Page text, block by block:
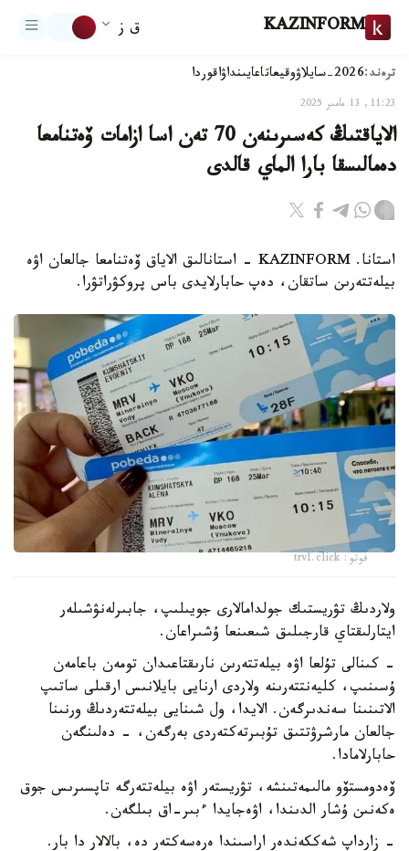
KAZINFORM ق ز
ترەند:2026-سايلاۋ وقيعاتاعايىنداۋاقوردا
11:23, 13 مامىر 2025
الاياقتىڭ كەسىرىنەن 70 تەن اسا ازامات ۆەتنامعا
دەمالىسقا بارا الماي قالدى
استانا. KAZINFORM - استانالىق الاياق ۆەتنامعا جالعان اۋە
بيلەتتەرىن ساتقان، دەپ حابارلايدى باس پروكۋراتۋرا.
فوتو: trvl.click
ولاردىڭ تۋريستىك جولدامالارى جويىلىپ، جابىرلەنۋشىلەر
ايتارلىقتاي قارجىلىق شىعىنعا ۇشىراعان.
- كىنالى تۇلعا اۋە بيلەتتەرىن نارىقتاعىدان تومەن باعامەن
ۇسىنىپ، كليەنتتەرىنە ولاردى ارنايى بايلانىس ارقىلى ساتىپ
الاتىنىنا سەندىرگەن. الايدا، ول شىنايى بيلەتتەردىڭ ورنىنا
جالعان مارشرۋتتىق تۇبىرتەكتەردى بەرگەن، - دەلىنگەن
حابارلامادا.
ۆەدومستۆو مالىمەتىنشە، تۋريستەر اۋە بيلەتتەرگە تاپسىرىس جوق
ەكەنىن ۇشار الدىندا، اۋەجايدا ءبىر-اق بىلگەن.
- زارداپ شەككەندەر اراسىندا ەرەسەكتەر دە، بالالار دا بار.